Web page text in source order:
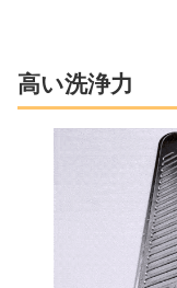
高い洗浄力